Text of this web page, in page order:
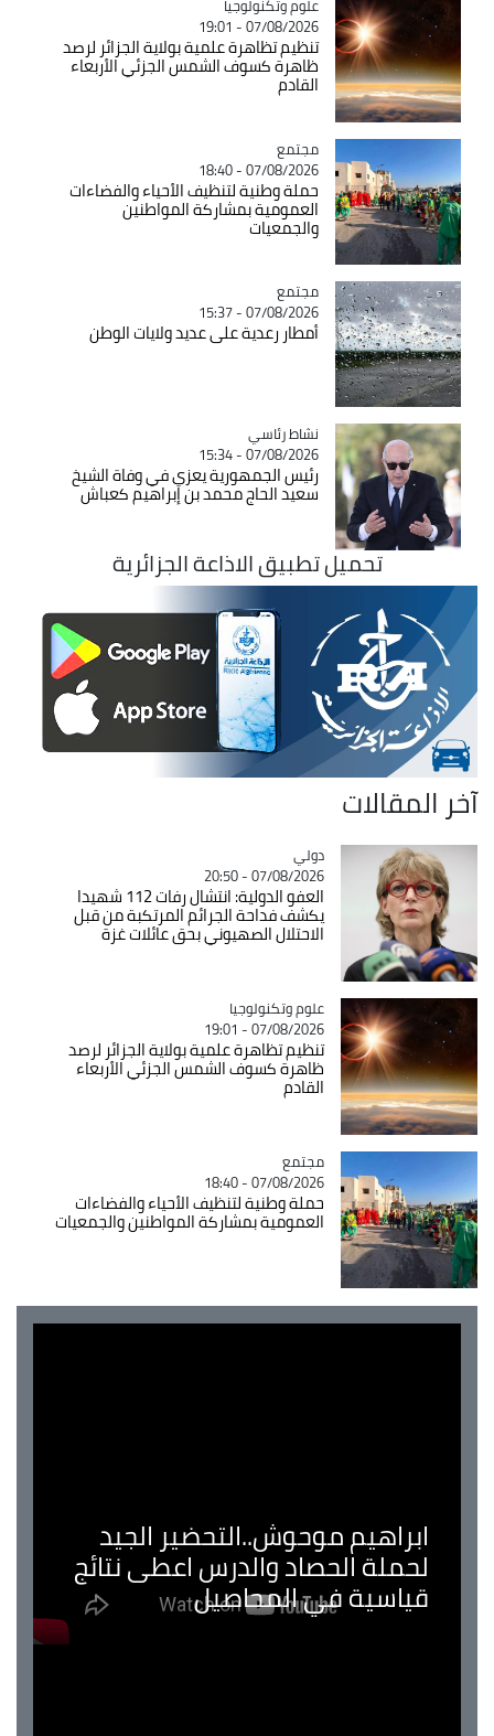
Catégorie
علوم وتكنولوجيا
07/08/2026 - 19:01
تنظيم تظاهرة علمية بولاية الجزائر لرصد
ظاهرة كسوف الشمس الجزئي الأربعاء
القادم
Catégorie
مجتمع
07/08/2026 - 18:40
حملة وطنية لتنظيف الأحياء والفضاءات
العمومية بمشاركة المواطنين
والجمعيات
Catégorie
مجتمع
07/08/2026 - 15:37
أمطار رعدية على عديد ولايات الوطن
Catégorie
نشاط رئاسي
07/08/2026 - 15:34
رئيس الجمهورية يعزي في وفاة الشيخ
سعيد الحاج محمد بن إبراهيم كعباش
تحميل تطبيق الاذاعة الجزائرية
آخر المقالات
Catégorie
دولي
07/08/2026 - 20:50
العفو الدولية: انتشال رفات 112 شهيدا
يكشف فداحة الجرائم المرتكبة من قبل
الاحتلال الصهيوني بحق عائلات غزة
Catégorie
علوم وتكنولوجيا
07/08/2026 - 19:01
تنظيم تظاهرة علمية بولاية الجزائر لرصد
ظاهرة كسوف الشمس الجزئي الأربعاء
القادم
Catégorie
مجتمع
07/08/2026 - 18:40
حملة وطنية لتنظيف الأحياء والفضاءات
العمومية بمشاركة المواطنين والجمعيات
ابراهيم موحوش..التحضير الجيد
لحملة الحصاد والدرس اعطى نتائج
قياسية في المحاصيل